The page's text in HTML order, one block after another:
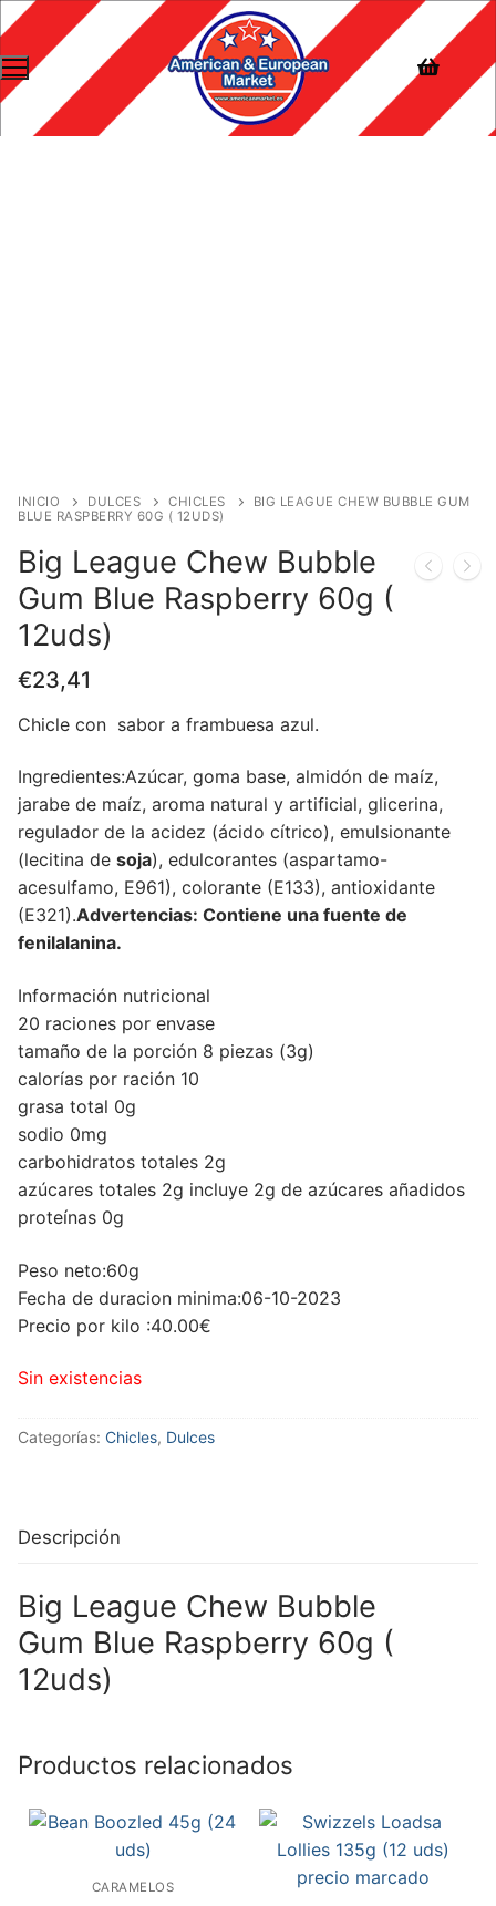
INICIO DULCES CHICLES
BIG LEAGUE CHEW BUBBLE GUM
BLUE RASPBERRY 60G ( 12UDS)
Big League Chew Bubble
Gum Blue Raspberry 60g (
12uds)
€23,41
Chicle con sabor a frambuesa azul.
Ingredientes:Azúcar, goma base, almidón de maíz,
jarabe de maíz, aroma natural y artificial, glicerina,
regulador de la acidez (ácido cítrico), emulsionante
(lecitina de soja), edulcorantes (aspartamo-
acesulfamo, E961), colorante (E133), antioxidante
(E321).Advertencias: Contiene una fuente de
fenilalanina.
Información nutricional
20 raciones por envase
tamaño de la porción 8 piezas (3g)
calorías por ración 10
grasa total 0g
sodio 0mg
carbohidratos totales 2g
azúcares totales 2g incluye 2g de azúcares añadidos
proteínas 0g
Peso neto:60g
Fecha de duracion minima:06-10-2023
Precio por kilo :40.00€
Sin existencias
Categorías: Chicles, Dulces
Descripción
Big League Chew Bubble
Gum Blue Raspberry 60g (
12uds)
Productos relacionados
CARAMELOS